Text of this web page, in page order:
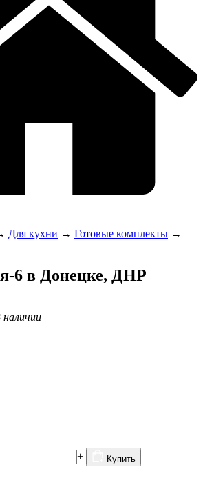
Для кухни → Готовые комплекты →
6 в Донецке, ДНР
наличии
+ Купить